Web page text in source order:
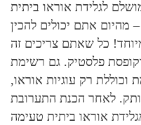
לגלידת אוראו ביתית
מהיום אתם יכולים להכין
כל שאתם צריכים זה
פלסטיק. גם רשימת
רק עוגיות אוראו,
לאחר הכנת התערובת
אוראו ביתית טעימה